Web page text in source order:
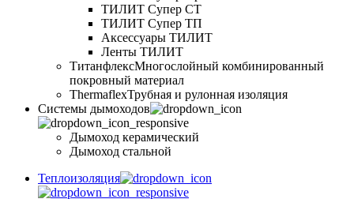
ТИЛИТ Супер СТ
ТИЛИТ Супер ТП
Аксессуары ТИЛИТ
Ленты ТИЛИТ
ТитанфлексМногослойный комбинированный
покровный материал
ThermaflexТрубная и рулонная изоляция
Cистемы дымоходов
Дымоход керамический
Дымоход стальной
Теплоизоляция